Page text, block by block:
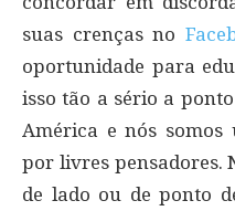
suas crenças no
oportunidade para
isso tão a sério a
América e nós somos
por livres pensadores.
de lado ou de ponto